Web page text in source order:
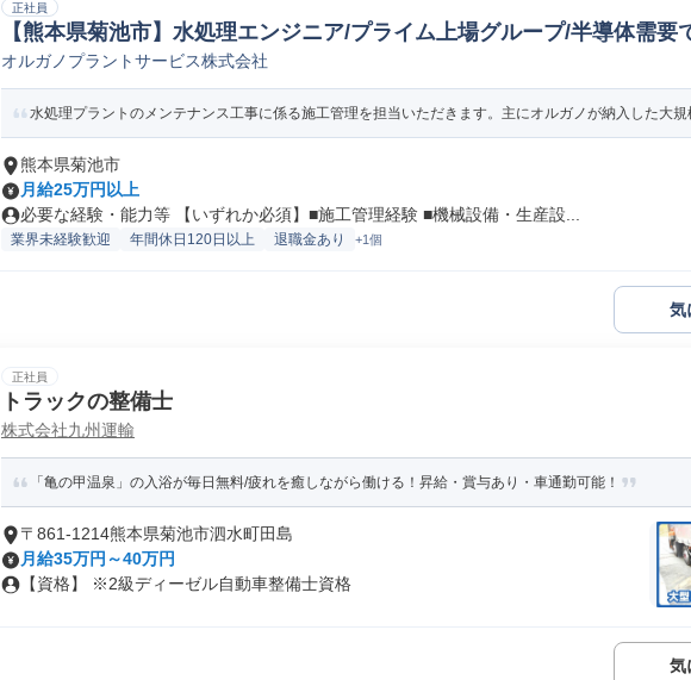
正社員
【熊本県菊池市】水処理エンジニア/プライム上場グループ/半導体需要
ント施工管理
オルガノプラントサービス株式会社
水処理プラントのメンテナンス工事に係る施工管理を担当いただきます。主にオルガノが納入した大規
熊本県菊池市
月給25万円以上
必要な経験・能力等 【いずれか必須】■施工管理経験 ■機械設備・生産設...
業界未経験歓迎 年間休日120日以上 退職金あり +1個
気
正社員
トラックの整備士
株式会社九州運輸
「亀の甲温泉」の入浴が毎日無料/疲れを癒しながら働ける！昇給・賞与あり・車通勤可能！
〒861-1214熊本県菊池市泗水町田島
月給35万円～40万円
【資格】 ※2級ディーゼル自動車整備士資格
気